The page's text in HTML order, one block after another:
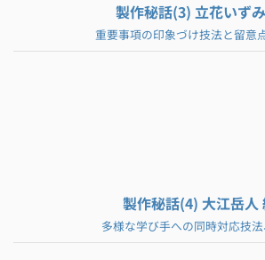
製作秘話(3) 立花いず
重要事項の印象づけ技法と留意
製作秘話(4) 大江岳人
多様な学び手への同時対応技